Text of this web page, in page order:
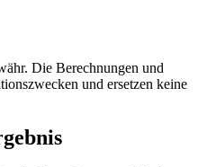
Die Berechnungen und
und ersetzen keine